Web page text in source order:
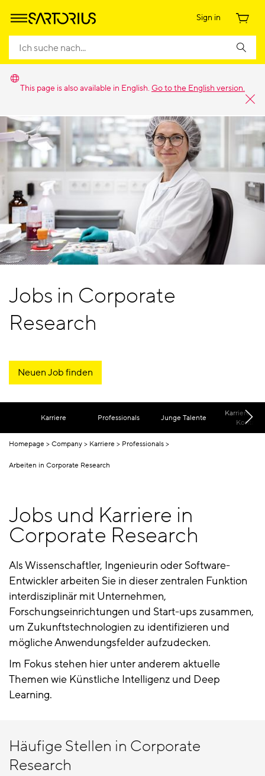
Sign in
This page is also available in English. Go to the English version.
Jobs in Corporate
Research
Neuen Job finden
Karriere Professionals Junge Talente
Karriere
Kontakt
Homepage Company Karriere Professionals
Arbeiten in Corporate Research
Jobs und Karriere in
Corporate Research
Als Wissenschaftler, Ingenieurin oder Software-
Entwickler arbeiten Sie in dieser zentralen Funktion
interdisziplinär mit Unternehmen,
Forschungseinrichtungen und Start-ups zusammen,
um Zukunftstechnologien zu identifizieren und
mögliche Anwendungsfelder aufzudecken.
Im Fokus stehen hier unter anderem aktuelle
Themen wie Künstliche Intelligenz und Deep
Learning.
Häufige Stellen in Corporate
Research